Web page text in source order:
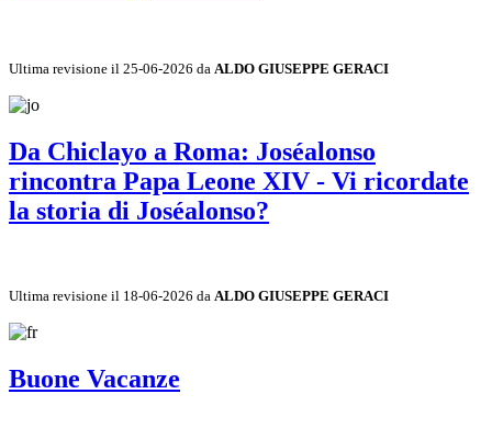
Ultima revisione il 25-06-2026 da ALDO GIUSEPPE GERACI
Da Chiclayo a Roma: Joséalonso
rincontra Papa Leone XIV - Vi ricordate
la storia di Joséalonso?
Ultima revisione il 18-06-2026 da ALDO GIUSEPPE GERACI
Buone Vacanze